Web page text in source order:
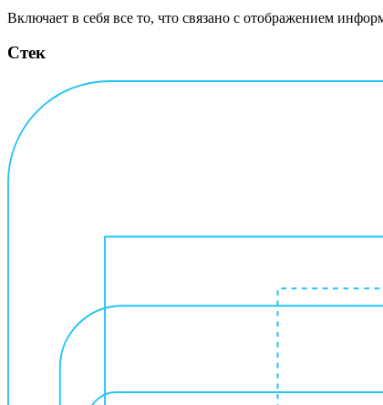
Включает в себя все то, что связано с отображением
Стек